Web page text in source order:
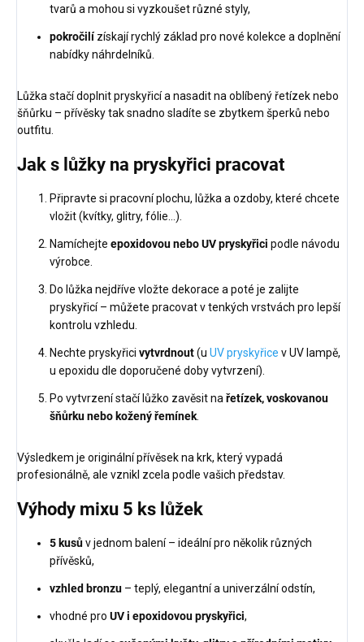
tvarů a mohou si vyzkoušet různé styly,
pokročilízískají rychlý základ pro nové kolekce a doplnění
nabídky náhrdelníků.
Lůžka stačí doplnit pryskyřicí a nasadit na oblíbený řetízek nebo
šňůrku – přívěsky tak snadno sladíte se zbytkem šperků nebo
outfitu.
Jak s lůžky na pryskyřici pracovat
Připravte si pracovní plochu, lůžka a ozdoby, které chcete
vložit (kvítky, glitry, fólie…).
Namíchejte epoxidovou nebo UV pryskyřici podle návodu
výrobce.
Do lůžka nejdříve vložte dekorace a poté je zalijte
pryskyřicí – můžete pracovat v tenkých vrstvách pro lepší
kontrolu vzhledu.
Nechte pryskyřici vytvrdnout(u UV pryskyřice v UV lampě,
u epoxidu dle doporučené doby vytvrzení).
Po vytvrzení stačí lůžko zavěsit na řetízek, voskovanou
šňůrku nebo kožený řemínek
Výsledkem je originální přívěsek na krk, který vypadá
profesionálně, ale vznikl zcela podle vašich představ.
Výhody mixu 5 ks lůžek
5 kusův jednom balení – ideální pro několik různých
přívěsků,
vzhled bronzu – teplý, elegantní a univerzální odstín,
vhodné pro UV i epoxidovou pryskyřici,